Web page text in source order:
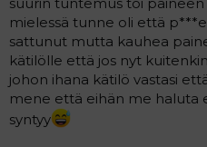
mielessä tunne oli että p***e
sattunut mutta kauhea
kätilölle että jos nyt
johon ihana kätilö vastasi
mene että eihän me haluta
syntyy